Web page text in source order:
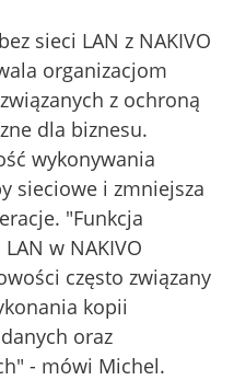
sieci LAN z NAKIVO
organizacjom
z ochroną
dla biznesu.
wykonywania
sieciowe i zmniejsza
"Funkcja
w NAKIVO
często związany
kopii
oraz
- mówi Michel.